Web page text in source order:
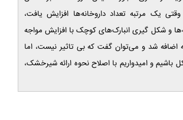
یک مرتبه تعداد داروخانه‌ها افزایش یافت،
و شکل گیری انبارک‌های کوچک با افزایش مواجه
اضافه شد و می‌توان گفت که بی تاثیر نیست، اما
باشیم و امیدواریم با اصلاح نحوه ارائه شیرخشک،